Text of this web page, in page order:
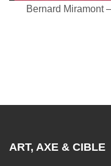
Bernard Miramont
ART, AXE & CIBLE